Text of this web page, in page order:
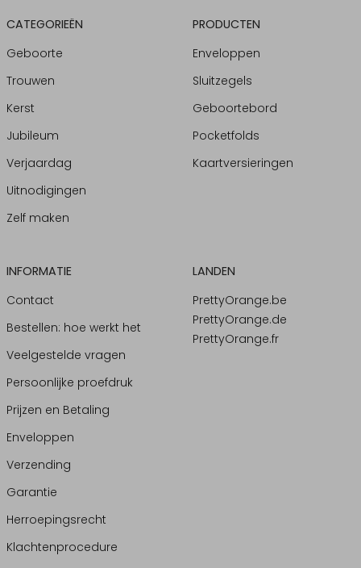
CATEGORIEËN
Geboorte
Trouwen
Kerst
Jubileum
Verjaardag
Uitnodigingen
Zelf maken
PRODUCTEN
Enveloppen
Sluitzegels
Geboortebord
Pocketfolds
Kaartversieringen
INFORMATIE
Contact
Bestellen: hoe werkt het
Veelgestelde vragen
Persoonlijke proefdruk
Prijzen en Betaling
Enveloppen
Verzending
Garantie
Herroepingsrecht
Klachtenprocedure
LANDEN
PrettyOrange.be
PrettyOrange.de
PrettyOrange.fr